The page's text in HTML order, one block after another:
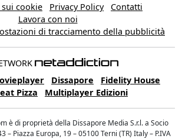
cookie Privacy Policy
Contatti
Lavora con noi
di tracciamento della pubblicità
Dissapore
Fidelity House
Pizza
Multiplayer Edizioni
è di proprietà della Dissapore Media S.r.l. a Socio
– Piazza Europa, 19 – 05100 Terni (TR) Italy – P.IVA